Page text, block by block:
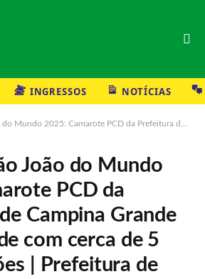
INGRESSOS NOTÍCIAS
PCD da Prefeitura de Campina Grande bate recorde com cerca de 5 mil inscrições | Prefeitura de Campina Grande
João do Mundo
PCD da
Campina Grande
com cerca de 5
| Prefeitura de